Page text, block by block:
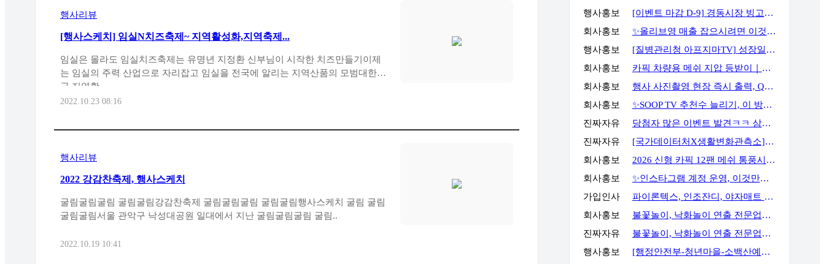
행사리뷰
[행사스케치] 임실N치즈축제~ 지역활성화,지역축제...
임실은 몰라도 임실치즈축제는 유명년 지정환 신부님이 시작한 치즈만들기이제
는 임실의 주력 산업으로 자리잡고 임실을 전국에 알리는 지역산품의 모범대한민
국 지역활..
2022.10.23 08:16
행사리뷰
2022 강감찬축제, 행사스케치
굴림굴림굴림 굴림굴림강감찬축제 굴림굴림굴림 굴림굴림행사스케치 굴림 굴림
굴림굴림서울 관악구 낙성대공원 일대에서 지난 굴림굴림굴림 굴림..
2022.10.19 10:41
행사홍보
[이벤트 마감 D-9] 경동시장 빙고판 채우고 마사지기, 아이스크림 등 받아가세요!
회사홍보
✨올리브영 매출 잡으시려면 이것만큼은 꼭 알고 계셔야 합니다✨
행사홍보
[질병관리청 아프지마TV] 성장일기 5화 OX 퀴즈 이벤트
회사홍보
카픽 차량용 메쉬 지압 등받이｜운전할 때도, 사무실에서도 허리까지 편안하게
회사홍보
행사 사진촬영 현장 즉시 출력, QR사진으로 다운로드 가능까지
회사홍보
✨SOOP TV 추천수 늘리기, 이 방법으로 해결할 수 있습니다✨
진짜자유
당첨자 많은 이벤트 발견ㅋㅋ 삼성스토어 블로그 포스트 공유 이벤트
진짜자유
[국가데이터처X생활변화관측소] 구독·댓글 이벤트
회사홍보
2026 신형 카픽 12팬 메쉬 통풍시트｜차 안 더위와 답답함을 줄여주는 차량용 통풍시트
회사홍보
✨인스타그램 계정 운영, 이것만큼은 꼭 알고 시작하세요✨
가입인사
파이론텍스, 인조잔디, 야자매트 가장 저렴하게 공급합니다.
회사홍보
불꽃놀이, 낙화놀이 연출 전문업체 세홍SFC 입니다
진짜자유
불꽃놀이, 낙화놀이 연출 전문업체 세홍SFC 입니다
행사홍보
[행정안전부-청년마을-소백산예술촌] 무료 주말 기획자 과정